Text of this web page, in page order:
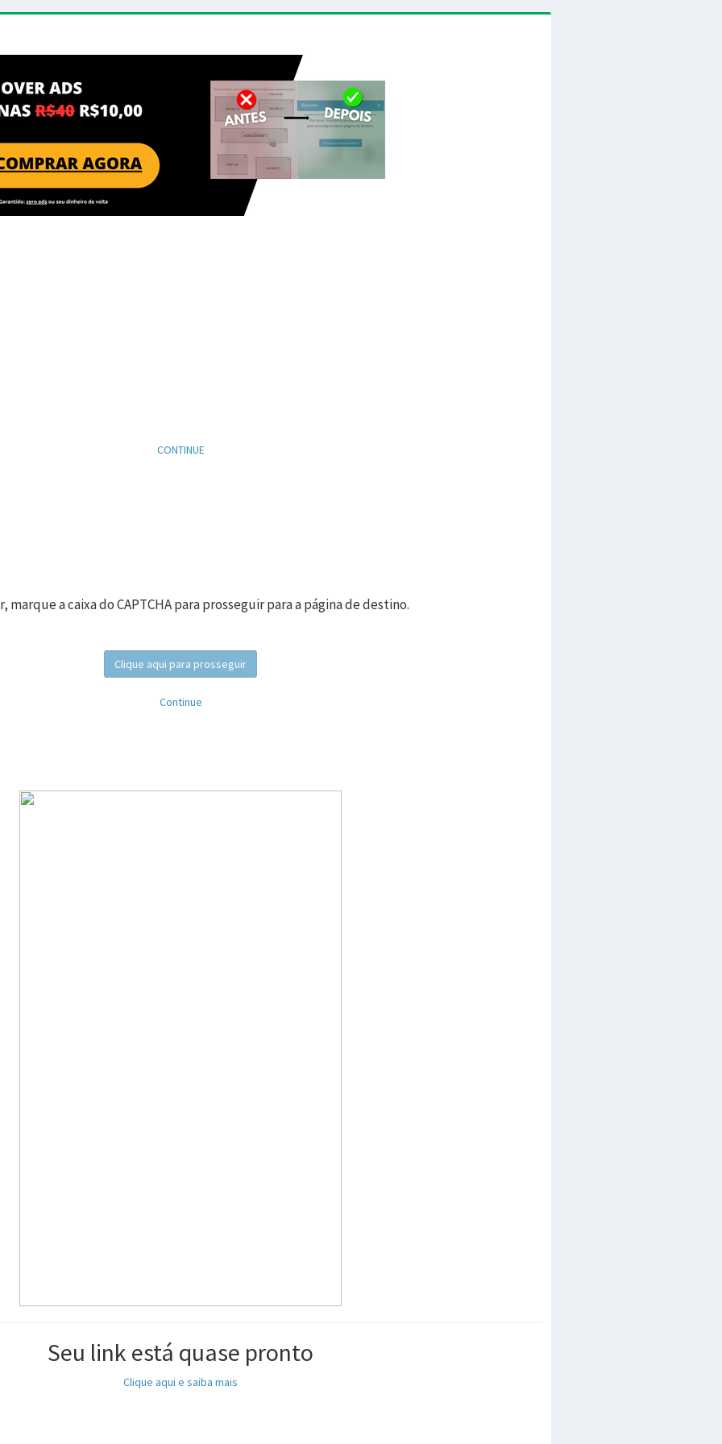
CONTINUE
marque a caixa do CAPTCHA para prosseguir para a página de destino.
Clique aqui para prosseguir
Continue
Seu link está quase pronto
Clique aqui e saiba mais